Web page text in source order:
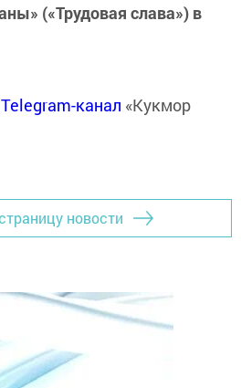
(«Трудовая слава») в
Telegram-канал «Кукмор
новости